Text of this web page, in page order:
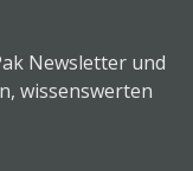
Newsletter und
wissenswerten